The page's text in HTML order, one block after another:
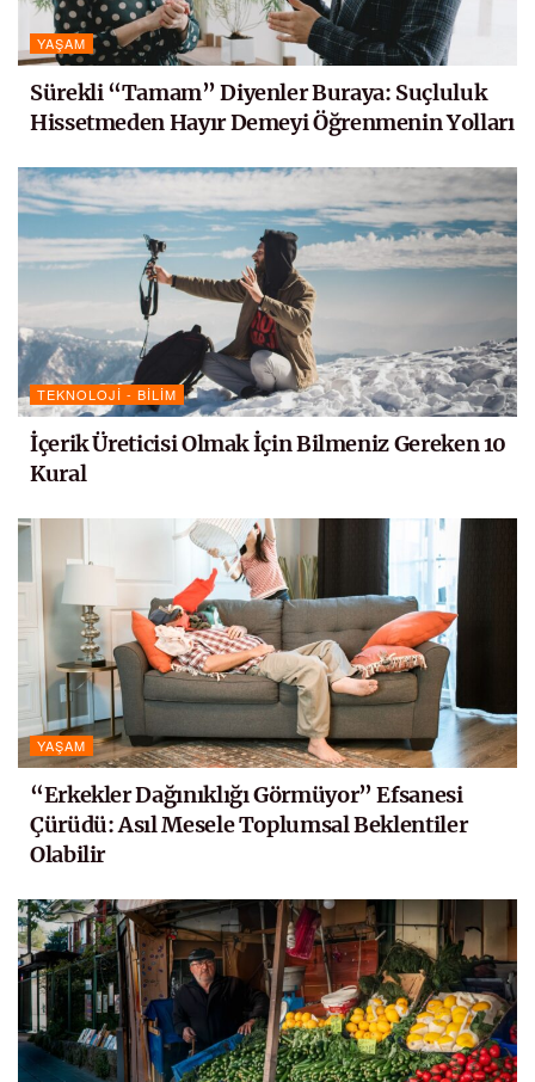
YAŞAM
Sürekli “Tamam” Diyenler Buraya: Suçluluk
Hissetmeden Hayır Demeyi Öğrenmenin Yolları
TEKNOLOJI - BILIM
İçerik Üreticisi Olmak İçin Bilmeniz Gereken 10
Kural
YAŞAM
“Erkekler Dağınıklığı Görmüyor” Efsanesi
Çürüdü: Asıl Mesele Toplumsal Beklentiler
Olabilir